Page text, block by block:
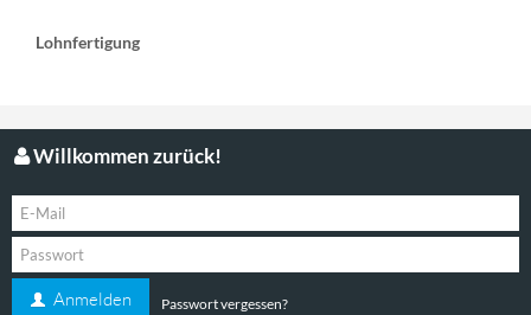
Lohnfertigung
Willkommen zurück!
Anmelden Passwort vergessen?